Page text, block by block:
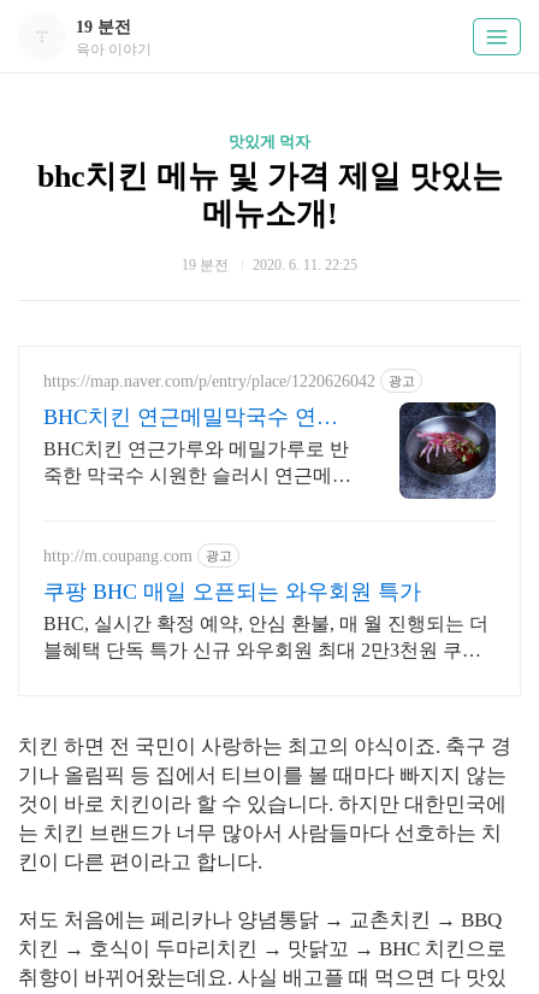
19 분전
육아 이야기
맛있게 먹자
bhc치킨 메뉴 및 가격 제일 맛있는
메뉴소개!
19 분전 2020. 6. 11. 22:25
https://map.naver.com/p/entry/place/1220626042 광고
BHC치킨 연근메밀막국수 연근
가루와 메밀가루로 반죽
BHC치킨 연근가루와 메밀가루로 반
죽한 막국수 시원한 슬러시 연근메밀
http://m.coupang.com 광고
쿠팡 BHC 매일 오픈되는 와우회원 특가
BHC, 실시간 확정 예약, 안심 환불, 매 월 진행되는 더
블혜택 단독 특가 신규 와우회원 최대 2만3천원 쿠폰
치킨 하면 전 국민이 사랑하는 최고의 야식이죠. 축구 경
기나 올림픽 등 집에서 티브이를 볼 때마다 빠지지 않는
것이 바로 치킨이라 할 수 있습니다. 하지만 대한민국에
는 치킨 브랜드가 너무 많아서 사람들마다 선호하는 치
킨이 다른 편이라고 합니다.
저도 처음에는 페리카나 양념통닭 → 교촌치킨 → BBQ
치킨 → 호식이 두마리치킨 → 맛닭꼬 → BHC 치킨으로
취향이 바뀌어왔는데요. 사실 배고플 때 먹으면 다 맛있